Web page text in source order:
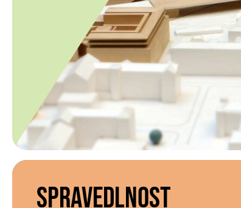
Spravedlnostresortní tým Spravedlnost